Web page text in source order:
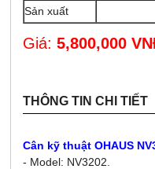
Sản xuất
Giá:5,800,000
THÔNG TIN CHI TIẾT
Cân kỹ thuật OHAUS
- Model: NV3202.